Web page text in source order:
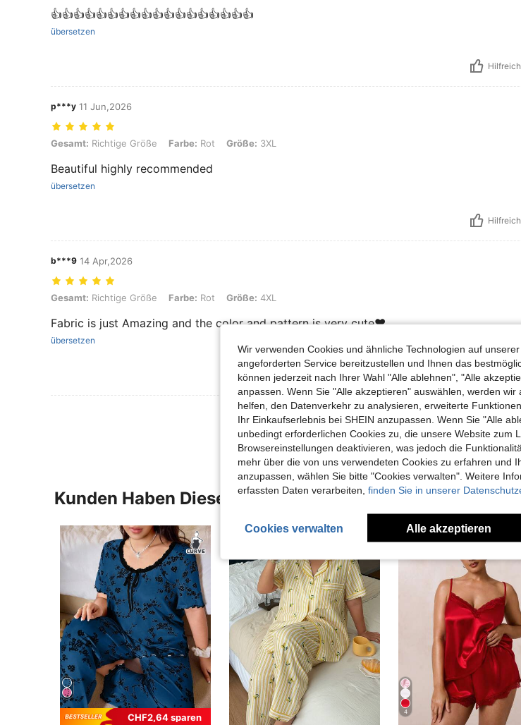
👍👍👍👍👍👍👍👍👍👍👍👍👍👍👍👍👍👍
übersetzen
p***y 11 Jun,2026
Gesamt: Richtige Größe, Farbe: Rot, Größe: 3XL
Gesamt: Richtige Größe Farbe: Rot Größe: 3XL
Beautiful highly recommended
übersetzen
b***9 14 Apr,2026
Gesamt: Richtige Größe, Farbe: Rot, Größe: 4XL
Gesamt: Richtige Größe Farbe: Rot Größe: 4XL
Fabric is just Amazing and the color and pattern is very cute❤️
übersetzen
Mehr Bewertungen Ansehen
Kunden Haben Diese Artikel Auch Angeschaut
CHF2,64 sparen 4
Wir verwenden Cookies und ähnliche Technologien auf
angeforderten Service bereitzustellen und Ihnen das
können jederzeit nach Ihrer Wahl "Alle ablehnen", "Alle
anpassen. Wenn Sie "Alle akzeptieren" auswählen, werden
helfen, den Datenverkehr zu analysieren, erweiterte
Ihr Einkaufserlebnis bei SHEIN anzupassen. Wenn Sie "Alle
unbedingt erforderlichen Cookies zu, die unsere Website zum
Browsereinstellungen deaktivieren, was jedoch die
mehr über die von uns verwendeten Cookies zu erfahren und
anzupassen, wählen Sie bitte "Cookies verwalten". Weitere
erfassten Daten verarbeiten, finden Sie in unserer
Cookies verwalten Alle akzeptieren